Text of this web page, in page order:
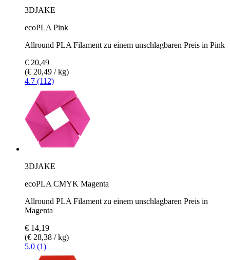
3DJAKE
ecoPLA Pink
Allround PLA Filament zu einem unschlagbaren Preis in Pink
€ 20,49
(€ 20,49 / kg)
4.7 (112)
3DJAKE
ecoPLA CMYK Magenta
Allround PLA Filament zu einem unschlagbaren Preis in
Magenta
€ 14,19
(€ 28,38 / kg)
5.0 (1)